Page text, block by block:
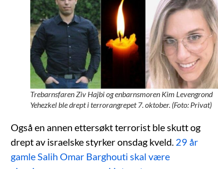
Trebarnsfaren Ziv Hajbi og enbarnsmoren Kim Levengrond
Yehezkel ble drept i terrorangrepet 7. oktober. (Foto: Privat)
Også en annen ettersøkt terrorist ble skutt og
drept av israelske styrker onsdag kveld. 29 år
gamle Salih Omar Barghouti skal være